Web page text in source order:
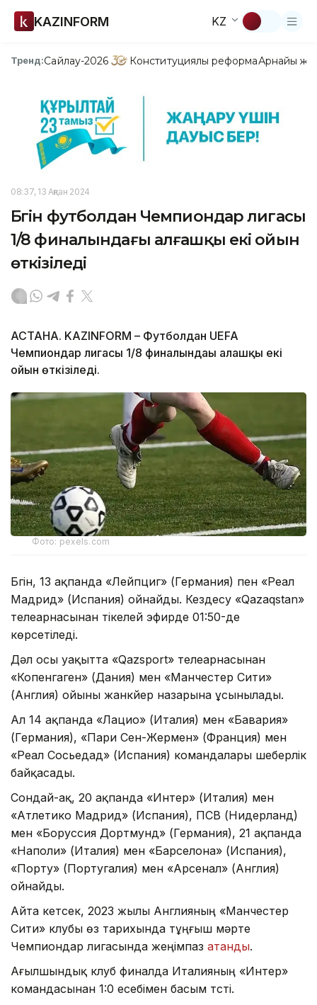
KAZINFORM KZ
Тренд:Сайлау-2026 Конституциялық реформаАрнайы
08:37, 13 Ақпан 2024
Бүгін футболдан Чемпиондар лигасы
1/8 финалындағы алғашқы екі ойын
өткізіледі
АСТАНА. KAZINFORM – Футболдан UEFA
Чемпиондар лигасы 1/8 финалындағы алғашқы екі
ойын өткізіледі.
Фото: pexels.com
Бүгін, 13 ақпанда «Лейпциг» (Германия) пен «Реал
Мадрид» (Испания) ойнайды. Кездесу «Qazaqstan»
телеарнасынан тікелей эфирде 01:50-де
көрсетіледі.
Дәл осы уақытта «Qazsport» телеарнасынан
«Копенгаген» (Дания) мен «Манчестер Сити»
(Англия) ойыны жанкүйер назарына ұсынылады.
Ал 14 ақпанда «Лацио» (Италия) мен «Бавария»
(Германия), «Пари Сен-Жермен» (Франция) мен
«Реал Сосьедад» (Испания) командалары шеберлік
байқасады.
Сондай-ақ, 20 ақпанда «Интер» (Италия) мен
«Атлетико Мадрид» (Испания), ПСВ (Нидерланд)
мен «Боруссия Дортмунд» (Германия), 21 ақпанда
«Наполи» (Италия) мен «Барселона» (Испания),
«Порту» (Португалия) мен «Арсенал» (Англия)
ойнайды.
Айта кетсек, 2023 жылы Англияның «Манчестер
Сити» клубы өз тарихында тұңғыш мәрте
Чемпиондар лигасында жеңімпаз атанды.
Ағылшындық клуб финалда Италияның «Интер»
командасынан 1:0 есебімен басым түсті.